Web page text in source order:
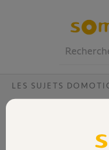
Volet
LES SUJETS
Activation du